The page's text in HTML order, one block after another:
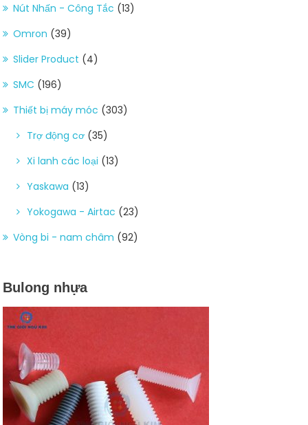
Nút Nhấn - Công Tắc (13)
Omron (39)
Slider Product (4)
SMC (196)
Thiết bị máy móc (303)
Trợ động cơ (35)
Xi lanh các loại (13)
Yaskawa (13)
Yokogawa - Airtac (23)
Vòng bi - nam châm (92)
Bulong nhựa